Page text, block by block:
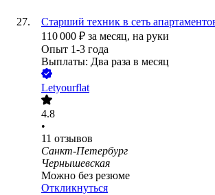
Старший техник в сеть
110 000 ₽ за месяц, на руки
Опыт 1-3 года
Выплаты: Два раза в месяц
Letyourflat
4.8
•
11 отзывов
Санкт-Петербург
Чернышевская
Можно без резюме
Откликнуться